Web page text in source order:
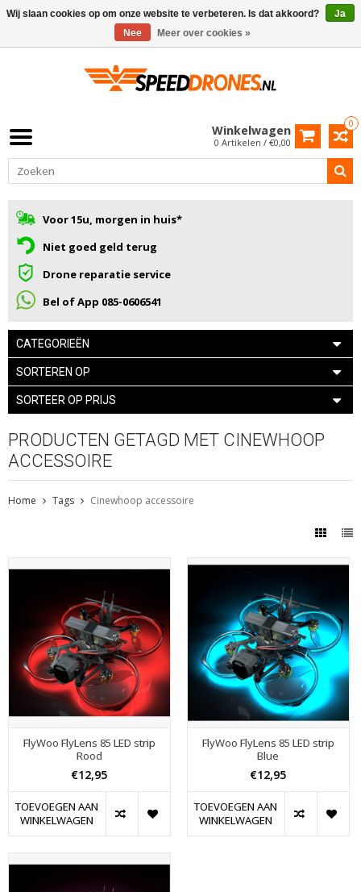
0
Winkelwagen
0 Artikelen / €0,00
Voor 15u, morgen in huis*
Niet goed geld terug
Drone reparatie service
Bel of App 085-0606541
CATEGORIEËN
SORTEREN OP
SORTEER OP PRIJS
PRODUCTEN GETAGD MET CINEWHOOP
ACCESSOIRE
Home Tags Cinewhoop accessoire
FlyWoo FlyLens 85 LED strip
Rood
€12,95
TOEVOEGEN AAN
WINKELWAGEN
FlyWoo FlyLens 85 LED strip
Blue
€12,95
TOEVOEGEN AAN
WINKELWAGEN
Wij slaan cookies op om onze website te verbeteren. Is dat akkoord?
Ja
Nee
Meer over cookies »